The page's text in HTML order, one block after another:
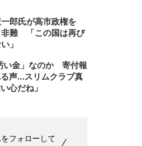
郎氏が高市政権を
非難 「この国は再び
」
い金」なのか 寄付報
声...スリムクラブ真
心だね」
をフォローして